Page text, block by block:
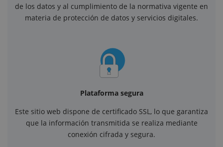
de los datos y al cumplimiento de la normativa vigente en
materia de protección de datos y servicios digitales.
Plataforma segura
Este sitio web dispone de certificado SSL, lo que garantiza
que la información transmitida se realiza mediante
conexión cifrada y segura.